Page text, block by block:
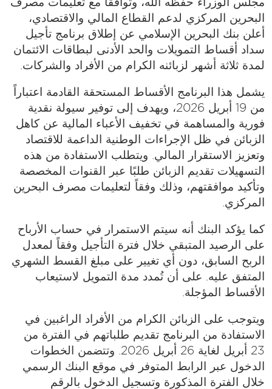
البحرين المركزي لدعم القطاع المالي والاقتصادي،
أعلن بنك البحرين الإسلامي عن إطلاق برنامج تأجيل
سداد أقساط التمويلات والحد الأدنى لبطاقات الائتمان
لمدة ثلاثة أشهر لزبائنه الكرام من الأفراد والشركات.
يشمل هذا البرنامج الأقساط المستحقة القادمة اعتباراً
من 19 أبريل 2026، ويهدف إلى توفير سيولة نقدية
فورية والمساهمة في تخفيف الأعباء المالية عن كاهل
الزبائن في ظل الإجراءات الوطنية الداعمة للاقتصاد
وتعزيز الاستقرار المالي. ويتطلب الاستفادة من هذه
التسهيلات تقديم الزبائن طلبًا عبر القنوات المخصصة
وتأكيد موافقتهم، وذلك وفقاً لتعليمات مصرف البحرين
المركزي.
كما يؤكد البنك أنه سيتم الاستمرار في حساب الأرباح
على الرصيد المتبقي خلال فترة التأجيل وفقاً لمعدل
الربح السابق، دون أي تغيير على مبلغ القسط الشهري
المتفق عليه. على أن تُمدد مدة التمويل لاستيعاب
الأقساط المؤجلة.
ويتوجب على الزبائن الكرام من الأفراد الراغبين في
الاستفادة من البرنامج تقديم طلباتهم في الفترة من
23 أبريل لغاية 26 أبريل 2026. وتتضمن الخطوات
الدخول عبر الرابط المتوفر في موقع البنك الرسمي
خلال الفترة المذكورة وتسجيل الدخول بالرقم